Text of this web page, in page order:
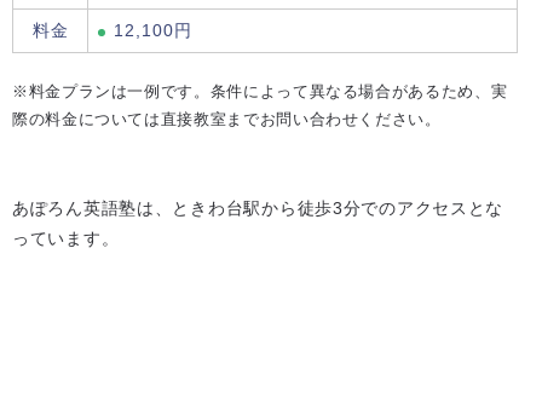
料金 12,100円
※料金プランは一例です。条件によって異なる場合があるため、実
際の料金については直接教室までお問い合わせください。
あぽろん英語塾は、ときわ台駅から徒歩3分でのアクセスとな
っています。